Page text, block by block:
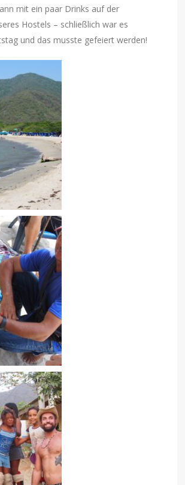
mit ein paar Drinks auf der
Hostels – schließlich war es
und das musste gefeiert werden!